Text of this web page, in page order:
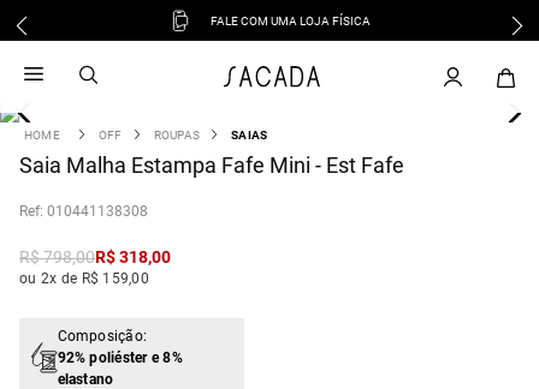
FALE COM UMA LOJA FÍSICA
OFF ROUPAS SAIAS
Saia Malha Estampa Fafe Mini - Est Fafe
: 010441138308
R$798,00R$318,00
ou 2x de R$ 159,00
Composição:
92% poliéster e 8%
elastano
vestido
3 º blusa
º tricot
º macacão
jeans
º camisa